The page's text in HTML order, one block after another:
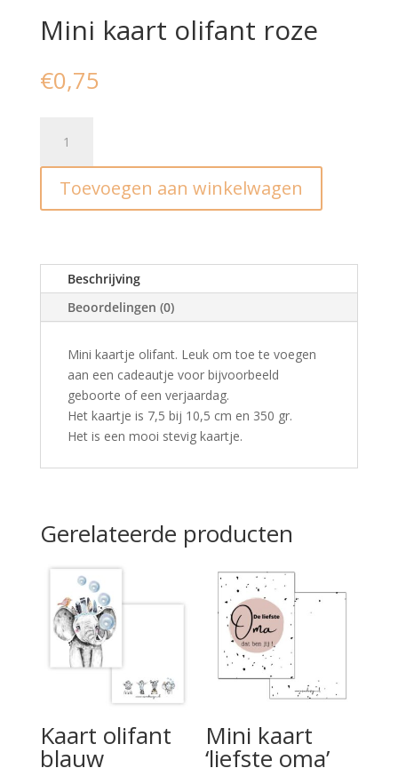
Mini kaart olifant roze
€0,75
kaart
olifant
roze
aantal
Toevoegen aan winkelwagen
Beschrijving
Beoordelingen (0)
Mini kaartje olifant. Leuk om toe te voegen
aan een cadeautje voor bijvoorbeeld
geboorte of een verjaardag.
Het kaartje is 7,5 bij 10,5 cm en 350 gr.
Het is een mooi stevig kaartje.
Gerelateerde producten
Kaart olifant
blauw
Mini kaart
‘liefste oma’